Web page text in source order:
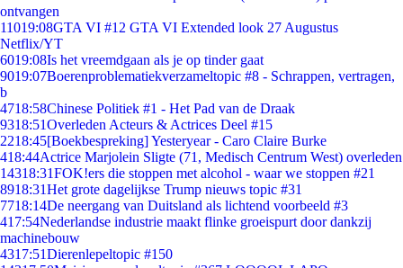
ontvangen
11019:08GTA VI #12 GTA VI Extended look 27 Augustus
Netflix/YT
6019:08Is het vreemdgaan als je op tinder gaat
9019:07Boerenproblematiekverzameltopic #8 - Schrappen, vertragen,
b
4718:58Chinese Politiek #1 - Het Pad van de Draak
9318:51Overleden Acteurs & Actrices Deel #15
2218:45[Boekbespreking] Yesteryear - Caro Claire Burke
418:44Actrice Marjolein Sligte (71, Medisch Centrum West) overleden
14318:31FOK!ers die stoppen met alcohol - waar we stoppen #21
8918:31Het grote dagelijkse Trump nieuws topic #31
7718:14De neergang van Duitsland als lichtend voorbeeld #3
417:54Nederlandse industrie maakt flinke groeispurt door dankzij
machinebouw
4317:51Dierenlepeltopic #150